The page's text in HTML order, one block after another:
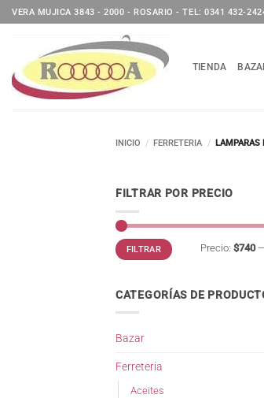
Saltar
al
VERA MUJICA 3843 - 2000 - ROSARIO - TEL: 0341 432-
TIENDA
INICIO / FERRETERIA / LAMPARAS
FILTRAR POR PRECIO
Precio
mínimo
Precio
máximo
FILTRAR Precio: $740
CATEGORÍAS DE
Bazar
Ferreteria
Aceites